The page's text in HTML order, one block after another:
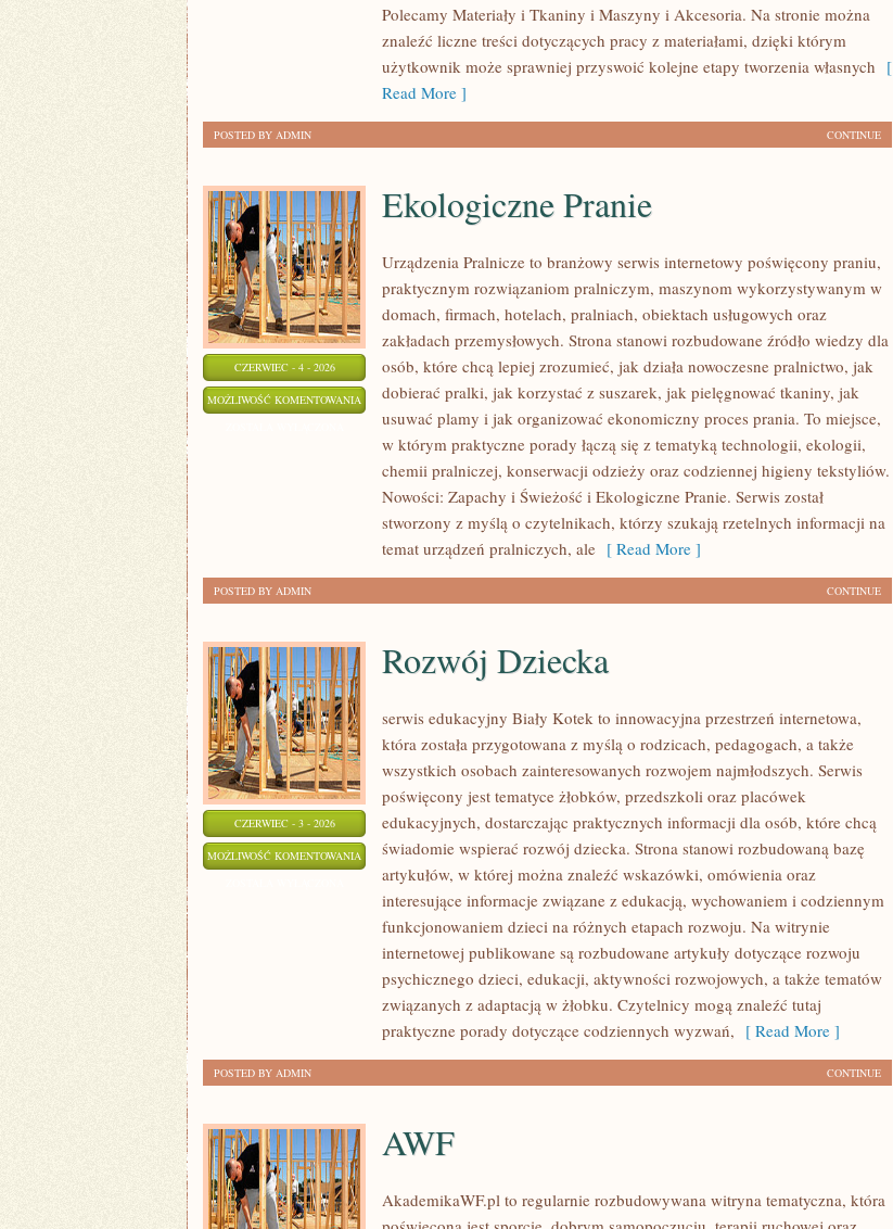
ZERO
WASTE
Polecamy Materiały i Tkaniny i Maszyny i Akcesoria. Na stronie można
znaleźć liczne treści dotyczących pracy z materiałami, dzięki którym
użytkownik może sprawniej przyswoić kolejne etapy tworzenia własnych [
Read More ]
CONTINUE
POSTED BY ADMIN
CZERWIEC - 4 - 2026
MOŻLIWOŚĆ KOMENTOWANIA EKOLOGICZNE
PRANIE
Ekologiczne Pranie
Urządzenia Pralnicze to branżowy serwis internetowy poświęcony praniu,
praktycznym rozwiązaniom pralniczym, maszynom wykorzystywanym w
domach, firmach, hotelach, pralniach, obiektach usługowych oraz
zakładach przemysłowych. Strona stanowi rozbudowane źródło wiedzy dla
osób, które chcą lepiej zrozumieć, jak działa nowoczesne pralnictwo, jak
dobierać pralki, jak korzystać z suszarek, jak pielęgnować tkaniny, jak
usuwać plamy i jak organizować ekonomiczny proces prania. To miejsce,
w którym praktyczne porady łączą się z tematyką technologii, ekologii,
chemii pralniczej, konserwacji odzieży oraz codziennej higieny tekstyliów.
Nowości: Zapachy i Świeżość i Ekologiczne Pranie. Serwis został
stworzony z myślą o czytelnikach, którzy szukają rzetelnych informacji na
temat urządzeń pralniczych, ale [ Read More ]
CONTINUE
POSTED BY ADMIN
CZERWIEC - 3 - 2026
MOŻLIWOŚĆ KOMENTOWANIA ROZWÓJ
DZIECKA
Rozwój Dziecka
serwis edukacyjny Biały Kotek to innowacyjna przestrzeń internetowa,
która została przygotowana z myślą o rodzicach, pedagogach, a także
wszystkich osobach zainteresowanych rozwojem najmłodszych. Serwis
poświęcony jest tematyce żłobków, przedszkoli oraz placówek
edukacyjnych, dostarczając praktycznych informacji dla osób, które chcą
świadomie wspierać rozwój dziecka. Strona stanowi rozbudowaną bazę
artykułów, w której można znaleźć wskazówki, omówienia oraz
interesujące informacje związane z edukacją, wychowaniem i codziennym
funkcjonowaniem dzieci na różnych etapach rozwoju. Na witrynie
internetowej publikowane są rozbudowane artykuły dotyczące rozwoju
psychicznego dzieci, edukacji, aktywności rozwojowych, a także tematów
związanych z adaptacją w żłobku. Czytelnicy mogą znaleźć tutaj
praktyczne porady dotyczące codziennych wyzwań, [ Read More ]
CONTINUE
POSTED BY ADMIN
AWF
AkademikaWF.pl to regularnie rozbudowywana witryna tematyczna, która